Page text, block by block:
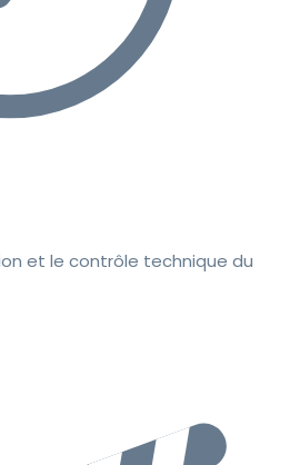
et le contrôle technique du